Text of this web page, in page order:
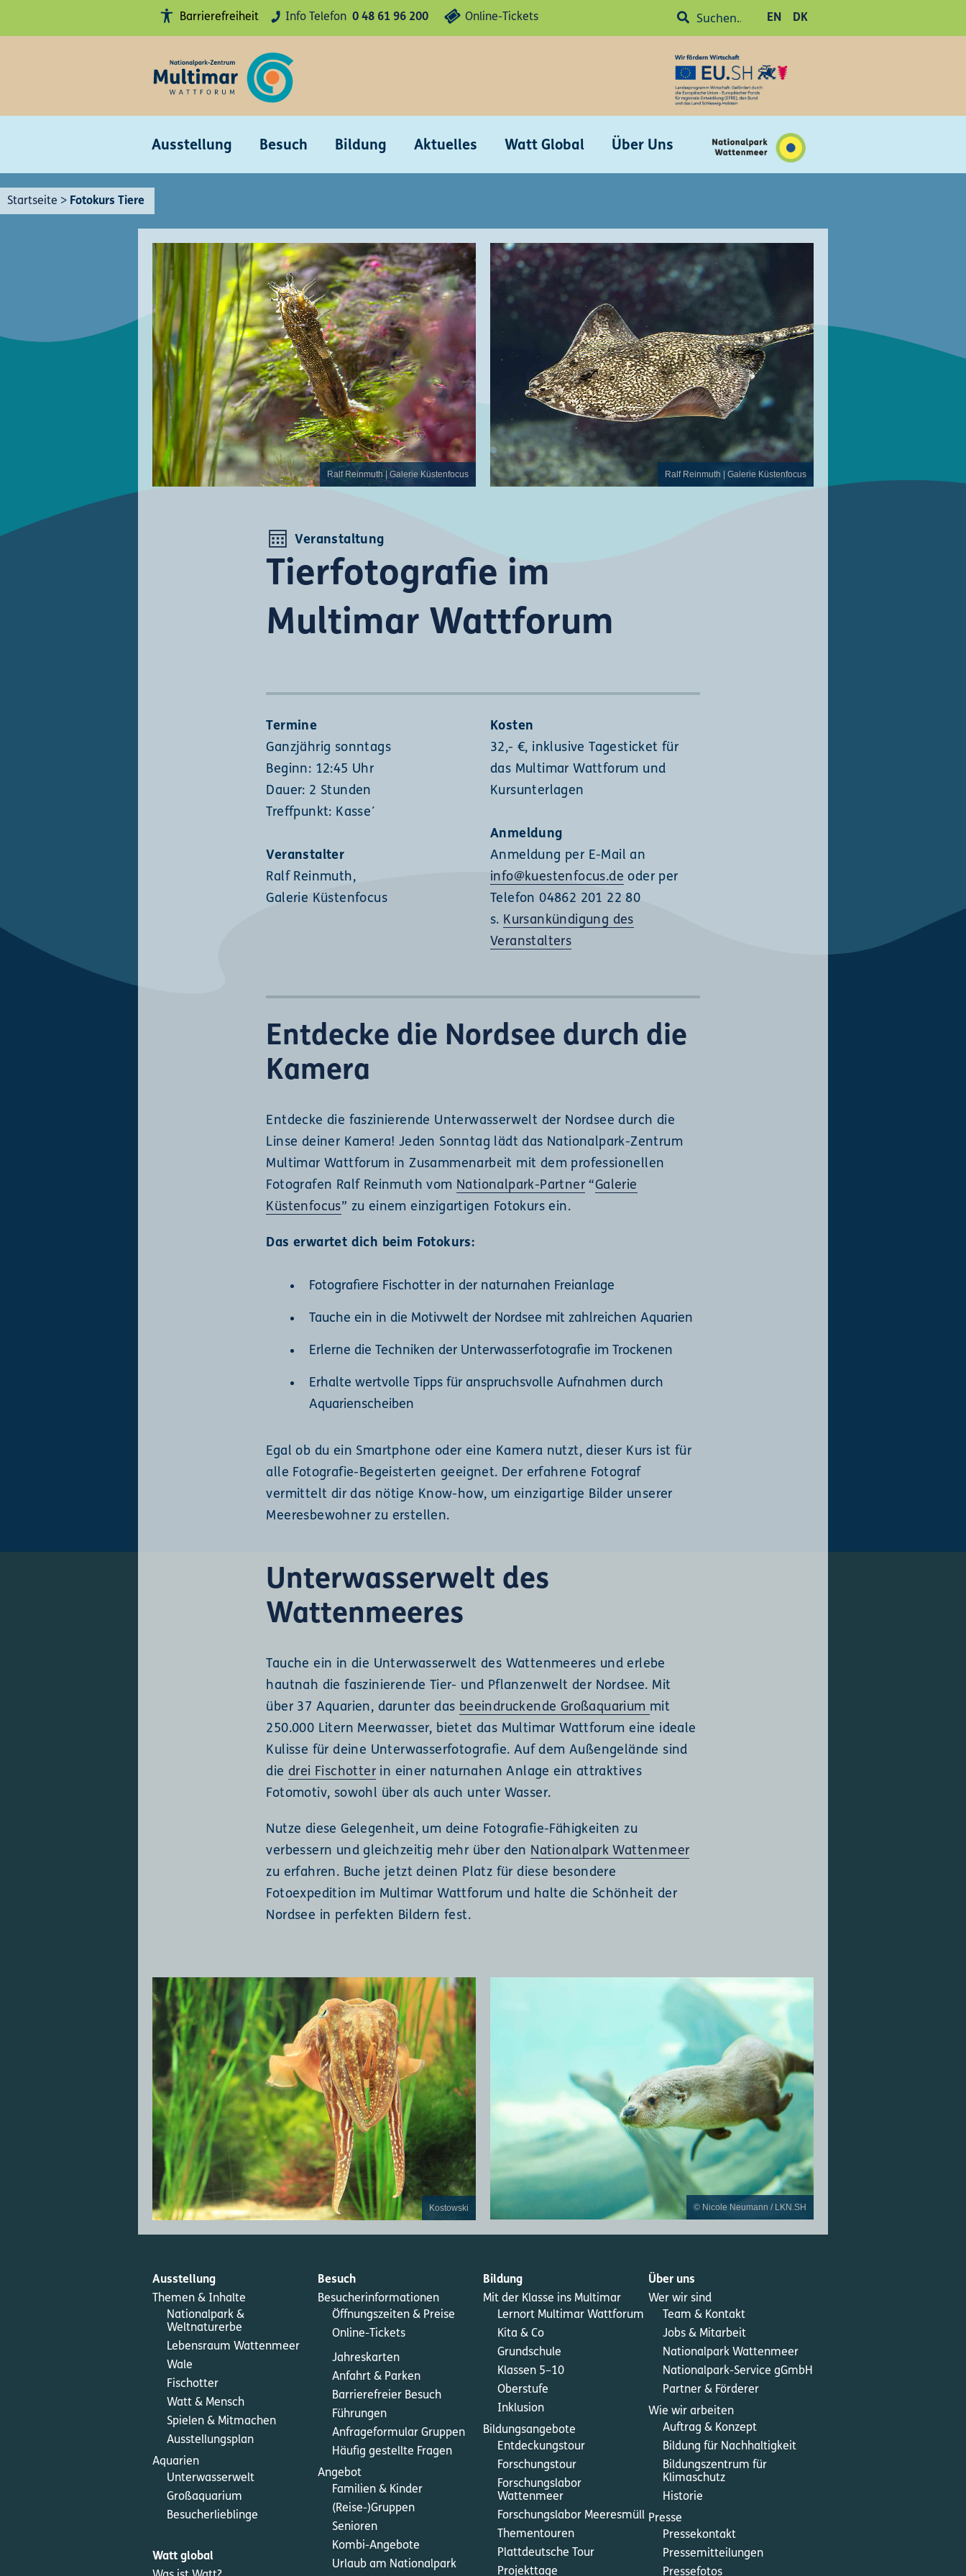
Barrierefreiheit
Kontraste
anschalten
Erklärung
Gebärdensprache
Leichte
0 48 61 96 200
Info Telefon Online-Tickets EN DK
Ausstellung Besuch Bildung Aktuelles Watt Global Über Uns
Startseite > Fotokurs Tiere
Ralf Reinmuth | Galerie Küstenfocus Ralf Reinmuth | Galerie Küstenfocus
Veranstaltung
Tierfotografie im
Multimar Wattforum
Termine
Ganzjährig sonntags
Beginn: 12:45 Uhr
Dauer: 2 Stunden
Treffpunkt: Kasse´
Veranstalter
Ralf Reinmuth,
Galerie Küstenfocus
Kosten
32,- €, inklusive Tagesticket für
das Multimar Wattforum und
Kursunterlagen
Anmeldung
Anmeldung per E-Mail an
info@kuestenfocus.de oder per
Telefon 04862 201 22 80
s. Kursankündigung des
Veranstalters
Entdecke die Nordsee durch die
Kamera
Entdecke die faszinierende Unterwasserwelt der Nordsee durch die
Linse deiner Kamera! Jeden Sonntag lädt das Nationalpark-Zentrum
Multimar Wattforum in Zusammenarbeit mit dem professionellen
Fotografen Ralf Reinmuth vom Nationalpark-Partner“Galerie
Küstenfocus” zu einem einzigartigen Fotokurs ein.
Das erwartet dich beim Fotokurs:
Fotografiere Fischotter in der naturnahen Freianlage
Tauche ein in die Motivwelt der Nordsee mit zahlreichen Aquarien
Erlerne die Techniken der Unterwasserfotografie im Trockenen
Erhalte wertvolle Tipps für anspruchsvolle Aufnahmen durch
Aquarienscheiben
Egal ob du ein Smartphone oder eine Kamera nutzt, dieser Kurs ist für
alle Fotografie-Begeisterten geeignet. Der erfahrene Fotograf
vermittelt dir das nötige Know-how, um einzigartige Bilder unserer
Meeresbewohner zu erstellen.
Unterwasserwelt des
Wattenmeeres
Tauche ein in die Unterwasserwelt des Wattenmeeres und erlebe
hautnah die faszinierende Tier- und Pflanzenwelt der Nordsee. Mit
über 37 Aquarien, darunter das beeindruckende Großaquarium mit
250.000 Litern Meerwasser, bietet das Multimar Wattforum eine ideale
Kulisse für deine Unterwasserfotografie. Auf dem Außengelände sind
die drei Fischotterin einer naturnahen Anlage ein attraktives
Fotomotiv, sowohl über als auch unter Wasser.
Nutze diese Gelegenheit, um deine Fotografie-Fähigkeiten zu
verbessern und gleichzeitig mehr über den Nationalpark Wattenmeer
zu erfahren. Buche jetzt deinen Platz für diese besondere
Fotoexpedition im Multimar Wattforum und halte die Schönheit der
Nordsee in perfekten Bildern fest.
Kostowski © Nicole Neumann / LKN.SH
Ausstellung
Themen & Inhalte
Nationalpark &
Weltnaturerbe
Lebensraum Wattenmeer
Wale
Fischotter
Watt & Mensch
Spielen & Mitmachen
Ausstellungsplan
Aquarien
Unterwasserwelt
Großaquarium
Besucherlieblinge
Watt global
Besuch
Besucherinformationen
Öffnungszeiten & Preise
Online-Tickets
Jahreskarten
Anfahrt & Parken
Barrierefreier Besuch
Führungen
Anfrageformular Gruppen
Häufig gestellte Fragen
Angebot
Familien & Kinder
(Reise-)Gruppen
Senioren
Kombi-Angebote
Urlaub am Nationalpark
Bildung
Mit der Klasse ins Multimar
Lernort Multimar Wattforum
Kita & Co
Grundschule
Klassen 5–10
Oberstufe
Inklusion
Bildungsangebote
Entdeckungstour
Forschungstour
Forschungslabor
Wattenmeer
Forschungslabor Meeresmüll
Thementouren
Plattdeutsche Tour
Projekttage
Über uns
Wer wir sind
Team & Kontakt
Jobs & Mitarbeit
Nationalpark Wattenmeer
Nationalpark-Service gGmbH
Partner & Förderer
Wie wir arbeiten
Auftrag & Konzept
Bildung für Nachhaltigkeit
Bildungszentrum für
Klimaschutz
Historie
Presse
Pressekontakt
Pressemitteilungen
Pressefotos